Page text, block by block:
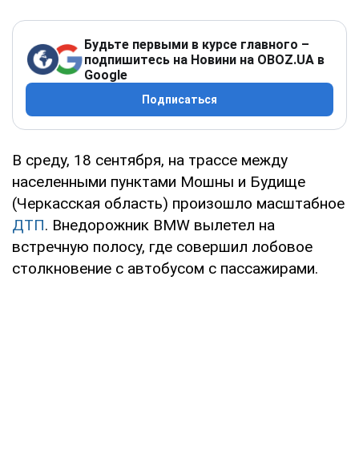
Будьте первыми в курсе главного –
подпишитесь на Новини на OBOZ.UA в
Google
Подписаться
В среду, 18 сентября, на трассе между
населенными пунктами Мошны и Будище
(Черкасская область) произошло масштабное
ДТП. Внедорожник ВMW вылетел на
встречную полосу, где совершил лобовое
столкновение с автобусом с пассажирами.